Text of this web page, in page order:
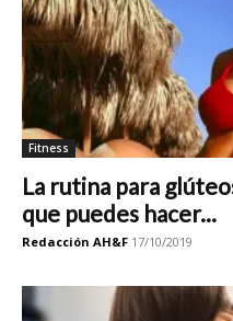
Fitness
La rutina para
que puedes hacer...
Redacción AH&F 17/10/2019